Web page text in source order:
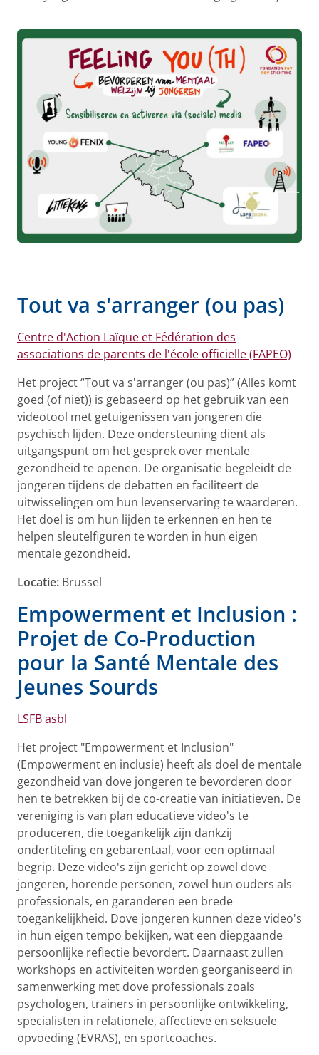
Tout va s'arranger (ou pas)
Centre d'Action Laïque et Fédération des
associations de parents de l'école officielle (FAPEO)
Het project “Tout va s'arranger (ou pas)” (Alles komt
goed (of niet)) is gebaseerd op het gebruik van een
videotool met getuigenissen van jongeren die
psychisch lijden. Deze ondersteuning dient als
uitgangspunt om het gesprek over mentale
gezondheid te openen. De organisatie begeleidt de
jongeren tijdens de debatten en faciliteert de
uitwisselingen om hun levenservaring te waarderen.
Het doel is om hun lijden te erkennen en hen te
helpen sleutelfiguren te worden in hun eigen
mentale gezondheid.
Locatie: Brussel
Empowerment et Inclusion :
Projet de Co-Production
pour la Santé Mentale des
Jeunes Sourds
LSFB asbl
Het project "Empowerment et Inclusion"
(Empowerment en inclusie) heeft als doel de mentale
gezondheid van dove jongeren te bevorderen door
hen te betrekken bij de co-creatie van initiatieven. De
vereniging is van plan educatieve video's te
produceren, die toegankelijk zijn dankzij
ondertiteling en gebarentaal, voor een optimaal
begrip. Deze video's zijn gericht op zowel dove
jongeren, horende personen, zowel hun ouders als
professionals, en garanderen een brede
toegankelijkheid. Dove jongeren kunnen deze video's
in hun eigen tempo bekijken, wat een diepgaande
persoonlijke reflectie bevordert. Daarnaast zullen
workshops en activiteiten worden georganiseerd in
samenwerking met dove professionals zoals
psychologen, trainers in persoonlijke ontwikkeling,
specialisten in relationele, affectieve en seksuele
opvoeding (EVRAS), en sportcoaches.